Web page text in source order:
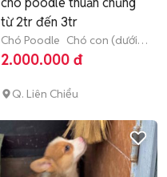
từ 2tr đến 3tr
Chó Poodle Chó con (dưới 3
tháng tuổi)
2.000.000 đ
Q. Liên Chiểu